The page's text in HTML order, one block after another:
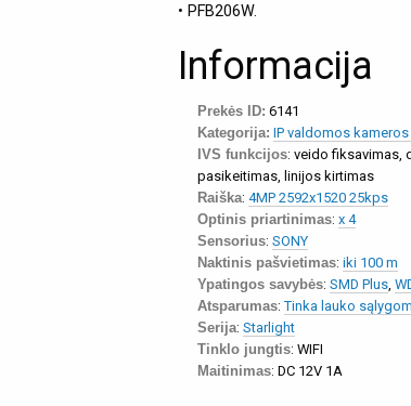
• PFB206W.
Informacija
Prekės ID: 6141
Kategorija: IP valdomos kameros
IVS funkcijos: veido fiksavimas,
pasikeitimas, linijos kirtimas
Raiška: 4MP 2592x1520 25kps
Optinis priartinimas: x 4
Sensorius: SONY
Naktinis pašvietimas: iki 100 m
Ypatingos savybės: SMD Plus,
Atsparumas:Tinka lauko
Serija: Starlight
Tinklo jungtis: WIFI
Maitinimas: DC 12V 1A